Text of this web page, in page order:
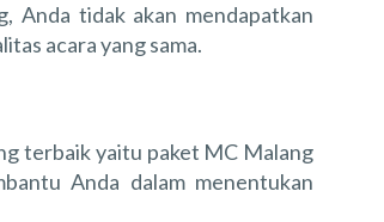
Anda tidak akan mendapatkan
acara yang sama.
terbaik yaitu paket MC Malang
Anda dalam menentukan